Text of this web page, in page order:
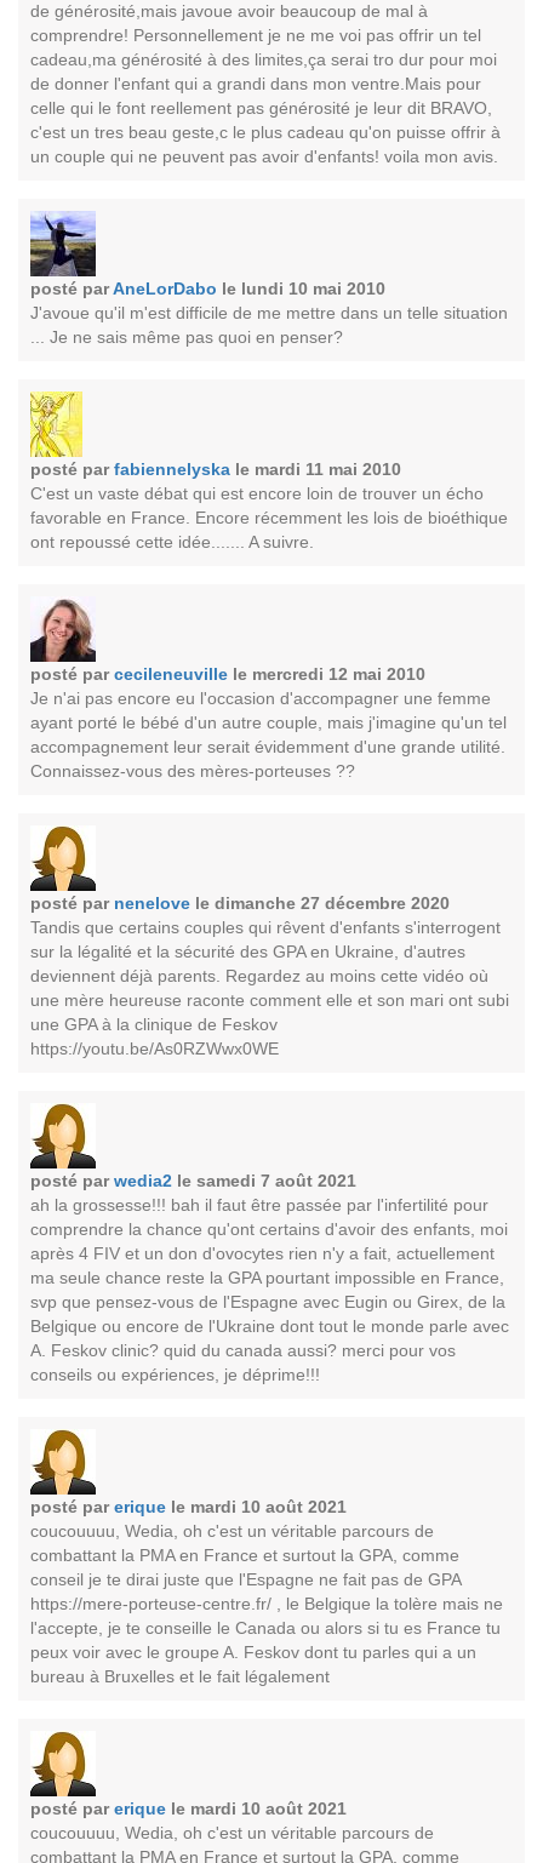
de générosité,mais javoue avoir beaucoup de mal à
comprendre! Personnellement je ne me voi pas offrir un tel
cadeau,ma générosité à des limites,ça serai tro dur pour moi
de donner l'enfant qui a grandi dans mon ventre.Mais pour
celle qui le font reellement pas générosité je leur dit BRAVO,
c'est un tres beau geste,c le plus cadeau qu'on puisse offrir à
un couple qui ne peuvent pas avoir d'enfants! voila mon avis.
posté parAneLorDabo le lundi 10 mai 2010
J'avoue qu'il m'est difficile de me mettre dans un telle situation
... Je ne sais même pas quoi en penser?
posté parfabiennelyska le mardi 11 mai 2010
C'est un vaste débat qui est encore loin de trouver un écho
favorable en France. Encore récemment les lois de bioéthique
ont repoussé cette idée....... A suivre.
posté parcecileneuville le mercredi 12 mai 2010
Je n'ai pas encore eu l'occasion d'accompagner une femme
ayant porté le bébé d'un autre couple, mais j'imagine qu'un tel
accompagnement leur serait évidemment d'une grande utilité.
Connaissez-vous des mères-porteuses ??
posté par nenelove le dimanche 27 décembre 2020
Tandis que certains couples qui rêvent d'enfants s'interrogent
sur la légalité et la sécurité des GPA en Ukraine, d'autres
deviennent déjà parents. Regardez au moins cette vidéo où
une mère heureuse raconte comment elle et son mari ont subi
une GPA à la clinique de Feskov
https://youtu.be/As0RZWwx0WE
posté parwedia2 le samedi 7 août 2021
ah la grossesse!!! bah il faut être passée par l'infertilité pour
comprendre la chance qu'ont certains d'avoir des enfants, moi
après 4 FIV et un don d'ovocytes rien n'y a fait, actuellement
ma seule chance reste la GPA pourtant impossible en France,
svp que pensez-vous de l'Espagne avec Eugin ou Girex, de la
Belgique ou encore de l'Ukraine dont tout le monde parle avec
A. Feskov clinic? quid du canada aussi? merci pour vos
conseils ou expériences, je déprime!!!
posté parerique le mardi 10 août 2021
coucouuuu, Wedia, oh c'est un véritable parcours de
combattant la PMA en France et surtout la GPA, comme
conseil je te dirai juste que l'Espagne ne fait pas de GPA
https://mere-porteuse-centre.fr/ , le Belgique la tolère mais ne
l'accepte, je te conseille le Canada ou alors si tu es France tu
peux voir avec le groupe A. Feskov dont tu parles qui a un
bureau à Bruxelles et le fait légalement
posté parerique le mardi 10 août 2021
coucouuuu, Wedia, oh c'est un véritable parcours de
combattant la PMA en France et surtout la GPA, comme